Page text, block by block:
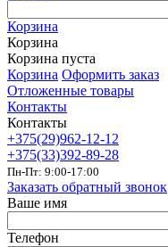
Корзина
Корзина
Корзина пуста
Корзина Оформить заказ
Отложенные товары
Контакты
Контакты
+375(29)962-12-12
+375(33)392-89-28
Пн-Пт: 9:00-17:00
Заказать обратный звонок
Ваше имя
Телефон